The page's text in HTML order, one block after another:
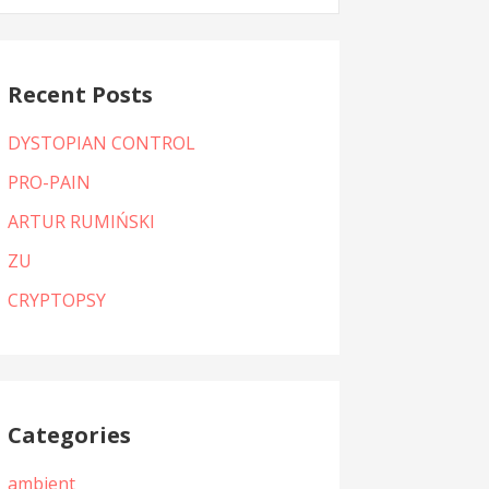
Recent Posts
DYSTOPIAN CONTROL
PRO-PAIN
ARTUR RUMIŃSKI
ZU
CRYPTOPSY
Categories
ambient